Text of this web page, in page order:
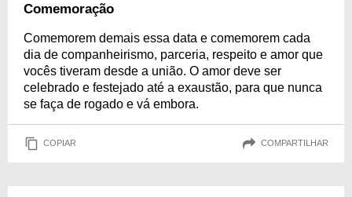
Comemoração
Comemorem demais essa data e comemorem cada
dia de companheirismo, parceria, respeito e amor que
vocês tiveram desde a união. O amor deve ser
celebrado e festejado até a exaustão, para que nunca
se faça de rogado e vá embora.
COPIAR COMPARTILHAR